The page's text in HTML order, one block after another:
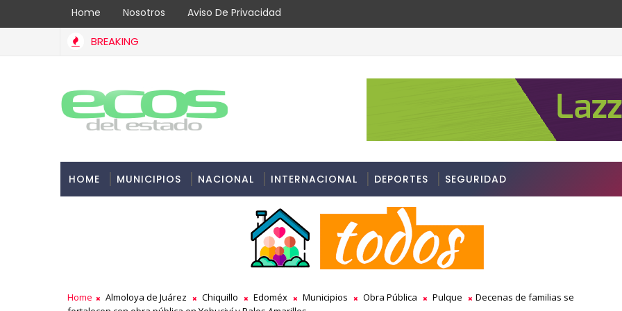
Home Nosotros Aviso De Privacidad
BREAKING
HOME MUNICIPIOS NACIONAL INTERNACIONAL DEPORTES SEGURIDAD
Home Almoloya de Juárez Chiquillo Edoméx Municipios Obra Pública Pulque
Decenas de familias se